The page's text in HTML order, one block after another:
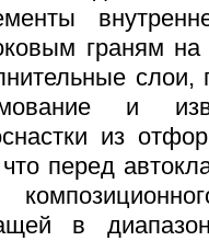
граням
слои,
и
из
перед
в